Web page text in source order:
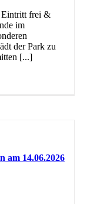
Eintritt frei &
im
der Park zu
[...]
am 14.06.2026